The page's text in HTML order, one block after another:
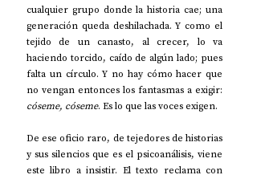
cualquier grupo donde la historia cae; una
generación queda deshilachada. Y como el
tejido de un canasto, al crecer, lo va
haciendo torcido, caído de algún lado; pues
falta un círculo. Y no hay cómo hacer que
cóseme, cóseme. Es lo que las voces exigen.
De ese oficio raro, de tejedores de historias
y sus silencios que es el psicoanálisis, viene
este libro a insistir. El texto reclama con